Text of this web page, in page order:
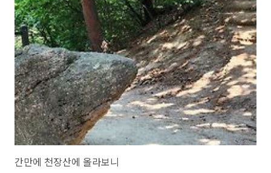
간만에 천장산에 올라보니